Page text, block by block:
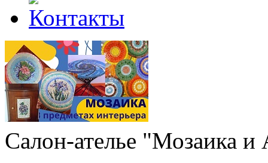
Салон-ателье "Мозаика